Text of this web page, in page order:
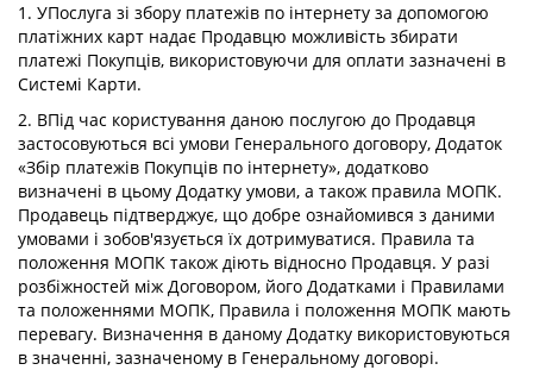
1. УПослуга зі збору платежів по інтернету за допомогою
платіжних карт надає Продавцю можливість збирати
платежі Покупців, використовуючи для оплати зазначені в
Системі Карти.
2. ВПід час користування даною послугою до Продавця
застосовуються всі умови Генерального договору, Додаток
«Збір платежів Покупців по інтернету», додатково
визначені в цьому Додатку умови, а також правила МОПК.
Продавець підтверджує, що добре ознайомився з даними
умовами і зобов'язується їх дотримуватися. Правила та
положення МОПК також діють відносно Продавця. У разі
розбіжностей між Договором, його Додатками і Правилами
та положеннями МОПК, Правила і положення МОПК мають
перевагу. Визначення в даному Додатку використовуються
в значенні, зазначеному в Генеральному договорі.